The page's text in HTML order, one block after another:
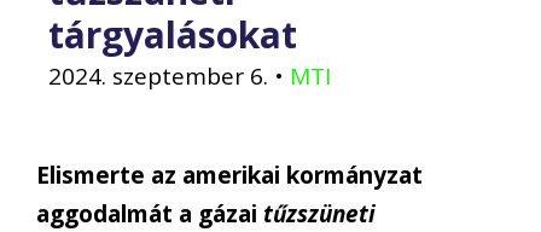
tárgyalásokat
2024. szeptember 6. • MTI
Elismerte az amerikai kormányzat
aggodalmát a gázai tűzszüneti